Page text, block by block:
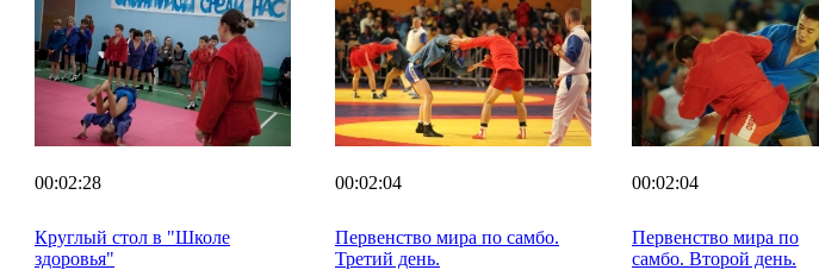
00:02:28
Круглый стол в "Школе
здоровья"
00:02:04
Первенство мира по самбо.
Третий день.
00:02:04
Первенство мира по
самбо. Второй день.